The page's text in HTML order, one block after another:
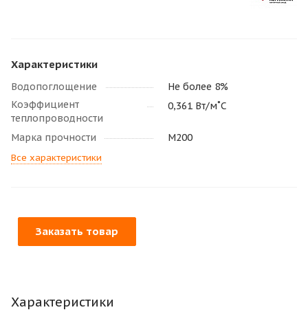
Характеристики
Водопоглощение
Не более 8%
Коэффициент
теплопроводности
0,361 Вт/м˚С
Марка прочности М200
Все характеристики
Заказать товар
Характеристики